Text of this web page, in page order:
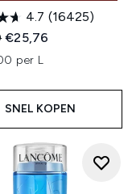
4.7 (16425)
Retail Price:
Huidige prijs:
€25,76
per L
SNEL KOPEN